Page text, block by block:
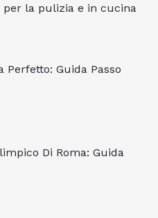
per la pulizia e in cucina
Perfetto: Guida Passo
Di Roma: Guida